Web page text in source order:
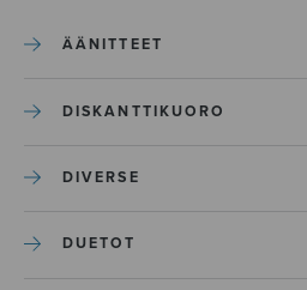
ÄÄNITTEET
DISKANTTIKUORO
DIVERSE
DUETOT